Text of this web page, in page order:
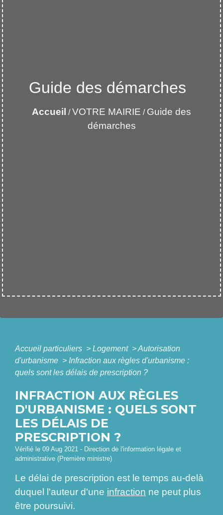
Guide des démarches
Accueil /VOTRE MAIRIE / Guide des
démarches
Accueil particuliers > Logement >Autorisation
d'urbanisme > Infraction aux règles d'urbanisme :
quels sont les délais de prescription ?
INFRACTION AUX RÈGLES
D'URBANISME : QUELS SONT
LES DÉLAIS DE
PRESCRIPTION ?
Vérifié le 09 Aug 2021 - Direction de l'information légale et
administrative (Première ministre)
Le délai de prescription est le temps au-delà
duquel l'auteur d'une infraction ne peut plus
être poursuivi.